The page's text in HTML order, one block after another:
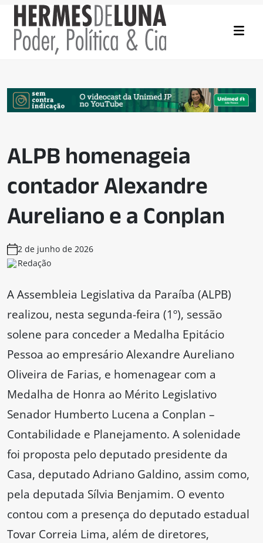
ALPB homenageia
contador Alexandre
Aureliano e a Conplan
2 de junho de 2026
Redação
A Assembleia Legislativa da Paraíba (ALPB)
realizou, nesta segunda-feira (1º), sessão
solene para conceder a Medalha Epitácio
Pessoa ao empresário Alexandre Aureliano
Oliveira de Farias, e homenagear com a
Medalha de Honra ao Mérito Legislativo
Senador Humberto Lucena a Conplan –
Contabilidade e Planejamento. A solenidade
foi proposta pelo deputado presidente da
Casa, deputado Adriano Galdino, assim como,
pela deputada Sílvia Benjamim. O evento
contou com a presença do deputado estadual
Tovar Correia Lima, além de diretores,